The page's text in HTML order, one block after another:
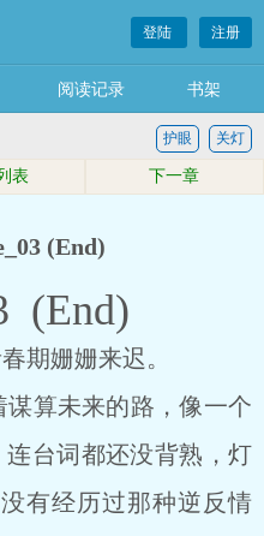
登陆 注册
阅读记录 书架
关灯
护眼
表 下一章
(End)
(End)
姗姗来迟。
算未来的路，像一个
台词都还没背熟，灯
有经历过那种逆反情